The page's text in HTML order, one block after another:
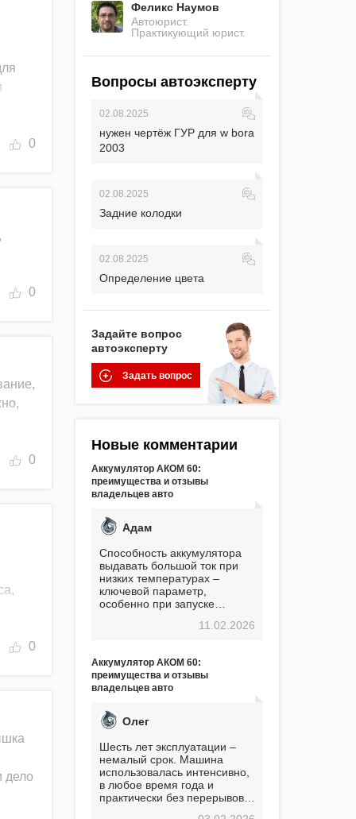
0
0
0
0
дело
Феликс Наумов
Автоюрист.
Практикующий юрист.
Вопросы автоэксперту
02.08.2025
нужен чертёж ГУР для w bora
2003
02.08.2025
Задние колодки
02.08.2025
Определение цвета
Задайте вопрос
автоэксперту
Задать вопрос
Новые комментарии
Аккумулятор АКОМ 60:
преимущества и отзывы
владельцев авто
Адам
Способность аккумулятора
выдавать большой ток при
низких температурах –
ключевой параметр,
особенно при запуске
показывает, что данный
стоимость. Долго сомневался
перед приобретением, но в
итоге ни разу не пожалел.
вложение, избавляющее от
головной боли, связанной с
АКБ. Подтверждаю
11.02.2026
Аккумулятор АКОМ 60:
преимущества и отзывы
владельцев авто
Олег
Шесть лет эксплуатации –
немалый срок. Машина
использовалась интенсивно,
в любое время года и
практически без перерывов.